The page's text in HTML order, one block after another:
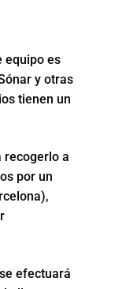
equipo es
y otras
tienen un
recogerlo a
por un
efectuará